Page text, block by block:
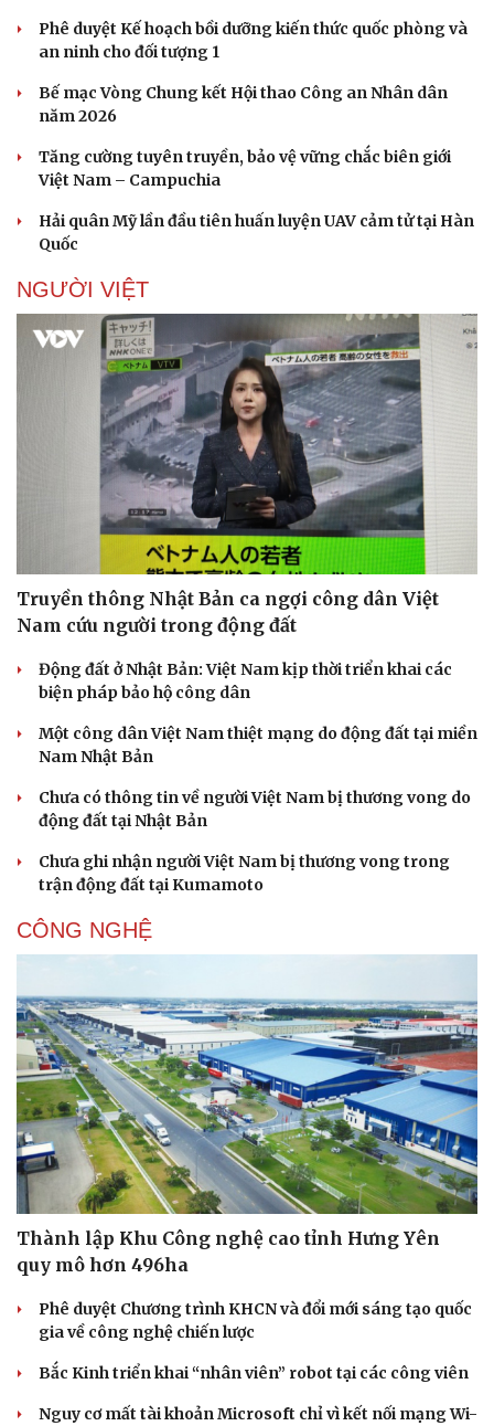
Dinh dưỡng - món ngon
Sản phụ khoa
Phòng mạch online
Ăn sạch sống khỏe
Đời sống
Nhà đẹp
Blog
Tình yêu - Gia đình
Phê duyệt Kế hoạch bồi dưỡng kiến thức quốc phòng và
an ninh cho đối tượng 1
Bế mạc Vòng Chung kết Hội thao Công an Nhân dân
năm 2026
Tăng cường tuyên truyền, bảo vệ vững chắc biên giới
Việt Nam – Campuchia
Hải quân Mỹ lần đầu tiên huấn luyện UAV cảm tử tại Hàn
Quốc
NGƯỜI VIỆT
Truyền thông Nhật Bản ca ngợi công dân Việt
Nam cứu người trong động đất
Động đất ở Nhật Bản: Việt Nam kịp thời triển khai các
biện pháp bảo hộ công dân
Một công dân Việt Nam thiệt mạng do động đất tại miền
Nam Nhật Bản
Chưa có thông tin về người Việt Nam bị thương vong do
động đất tại Nhật Bản
Chưa ghi nhận người Việt Nam bị thương vong trong
trận động đất tại Kumamoto
CÔNG NGHỆ
Thành lập Khu Công nghệ cao tỉnh Hưng Yên
quy mô hơn 496ha
Phê duyệt Chương trình KHCN và đổi mới sáng tạo quốc
gia về công nghệ chiến lược
Bắc Kinh triển khai “nhân viên” robot tại các công viên
Nguy cơ mất tài khoản Microsoft chỉ vì kết nối mạng Wi-